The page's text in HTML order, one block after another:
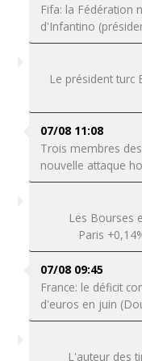
Fifa: la Fédération
d'Infantino
Le président turc
07/08 11:08
Trois membres
nouvelle attaque
Les Bourses
Paris
07/08 09:45
France: le déficit
d'euros en juin
L'auteur des